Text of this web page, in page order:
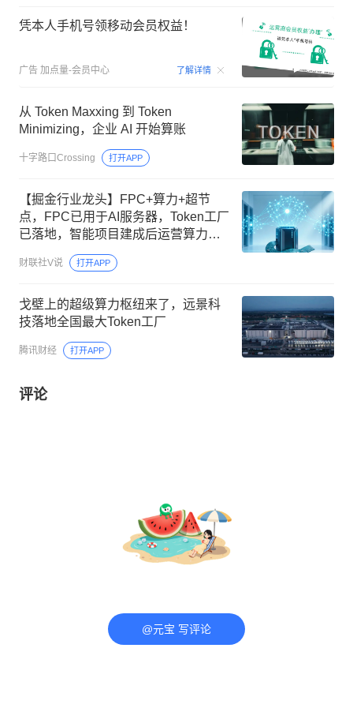
凭本人手机号领移动会员权益！
广告 加点量-会员中心 了解详情 00:15
从 Token Maxxing 到 Token
Minimizing，企业 AI 开始算账
十字路口Crossing 打开APP
【掘金行业龙头】FPC+算力+超节
点，FPC已用于AI服务器，Token工厂
已落地，智能项目建成后运营算力不
少于4万P，这家公司布局并成功研发
国产超节点系统
财联社V说 打开APP
戈壁上的超级算力枢纽来了，远景科
技落地全国最大Token工厂
腾讯财经 打开APP
评论
@元宝 写评论